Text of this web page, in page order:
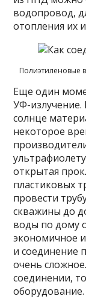
водопровод,
отопления их
Полиэтиленовые
Еще один
УФ-
солнце
некоторое
открытая
пластиковых
провести
скважины до
воды по дому
экономичное
и соединение
очень
соединении,